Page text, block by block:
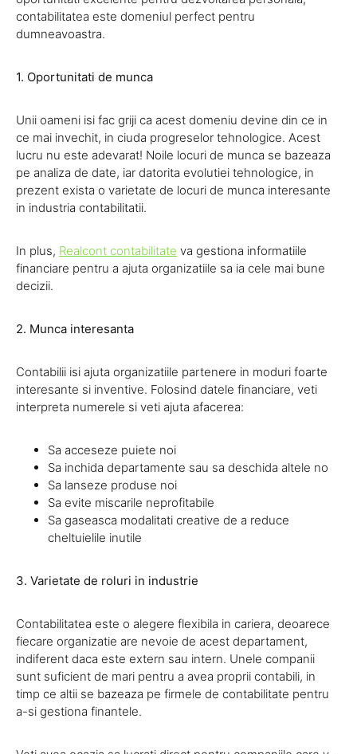
contabilitatea este domeniul perfect pentru
dumneavoastra.
1. Oportunitati de munca
Unii oameni isi fac griji ca acest domeniu devine din ce in
ce mai invechit, in ciuda progreselor tehnologice. Acest
lucru nu este adevarat! Noile locuri de munca se bazeaza
pe analiza de date, iar datorita evolutiei tehnologice, in
prezent exista o varietate de locuri de munca interesante
in industria contabilitatii.
In plus, Realcont contabilitate va gestiona informatiile
financiare pentru a ajuta organizatiile sa ia cele mai bune
decizii.
2. Munca interesanta
Contabilii isi ajuta organizatiile partenere in moduri foarte
interesante si inventive. Folosind datele financiare, veti
interpreta numerele si veti ajuta afacerea:
Sa acceseze puiete noi
Sa inchida departamente sau sa deschida altele no
Sa lanseze produse noi
Sa evite miscarile neprofitabile
Sa gaseasca modalitati creative de a reduce
cheltuielile inutile
3. Varietate de roluri in industrie
Contabilitatea este o alegere flexibila in cariera, deoarece
fiecare organizatie are nevoie de acest departament,
indiferent daca este extern sau intern. Unele companii
sunt suficient de mari pentru a avea proprii contabili, in
timp ce altii se bazeaza pe firmele de contabilitate pentru
a-si gestiona finantele.